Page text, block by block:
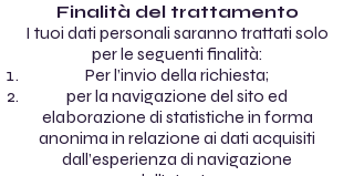
Finalità del trattamento
I tuoi dati personali saranno trattati solo
per le seguenti finalità:
Per l’invio della richiesta;
per la navigazione del sito ed
elaborazione di statistiche in forma
anonima in relazione ai dati acquisiti
dall’esperienza di navigazione